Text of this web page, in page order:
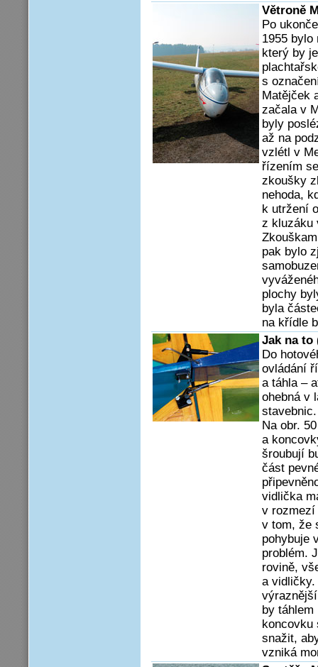
Větroně
Po
1955
který by
s
Matějček
začala v
byly
až na
vzlétl v
řízením
zkoušky
nehoda,
k utržení
z kluzáku
pak bylo
plochy
byla
na křídle
Jak na to
Do
ovládání
a táhla –
ohebná v
Na obr.
a
šroubují
část
vidlička
v rozmezí
v tom, že
pohybuje
problém.
rovině,
a vidličky.
by táhlem
koncovku
snažit,
vzniká